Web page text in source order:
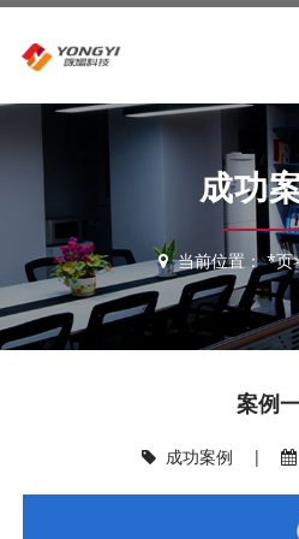
成功
当前位置：*页
案例
成功案例 |